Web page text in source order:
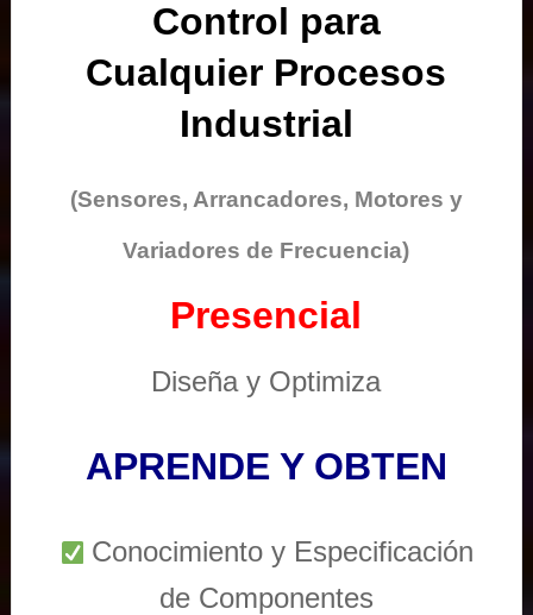
Control para
Cualquier Procesos
Industrial
(Sensores, Arrancadores, Motores y
Variadores de Frecuencia)
Presencial
Diseña y Optimiza
APRENDE Y OBTEN
Conocimiento y Especificación
de Componentes